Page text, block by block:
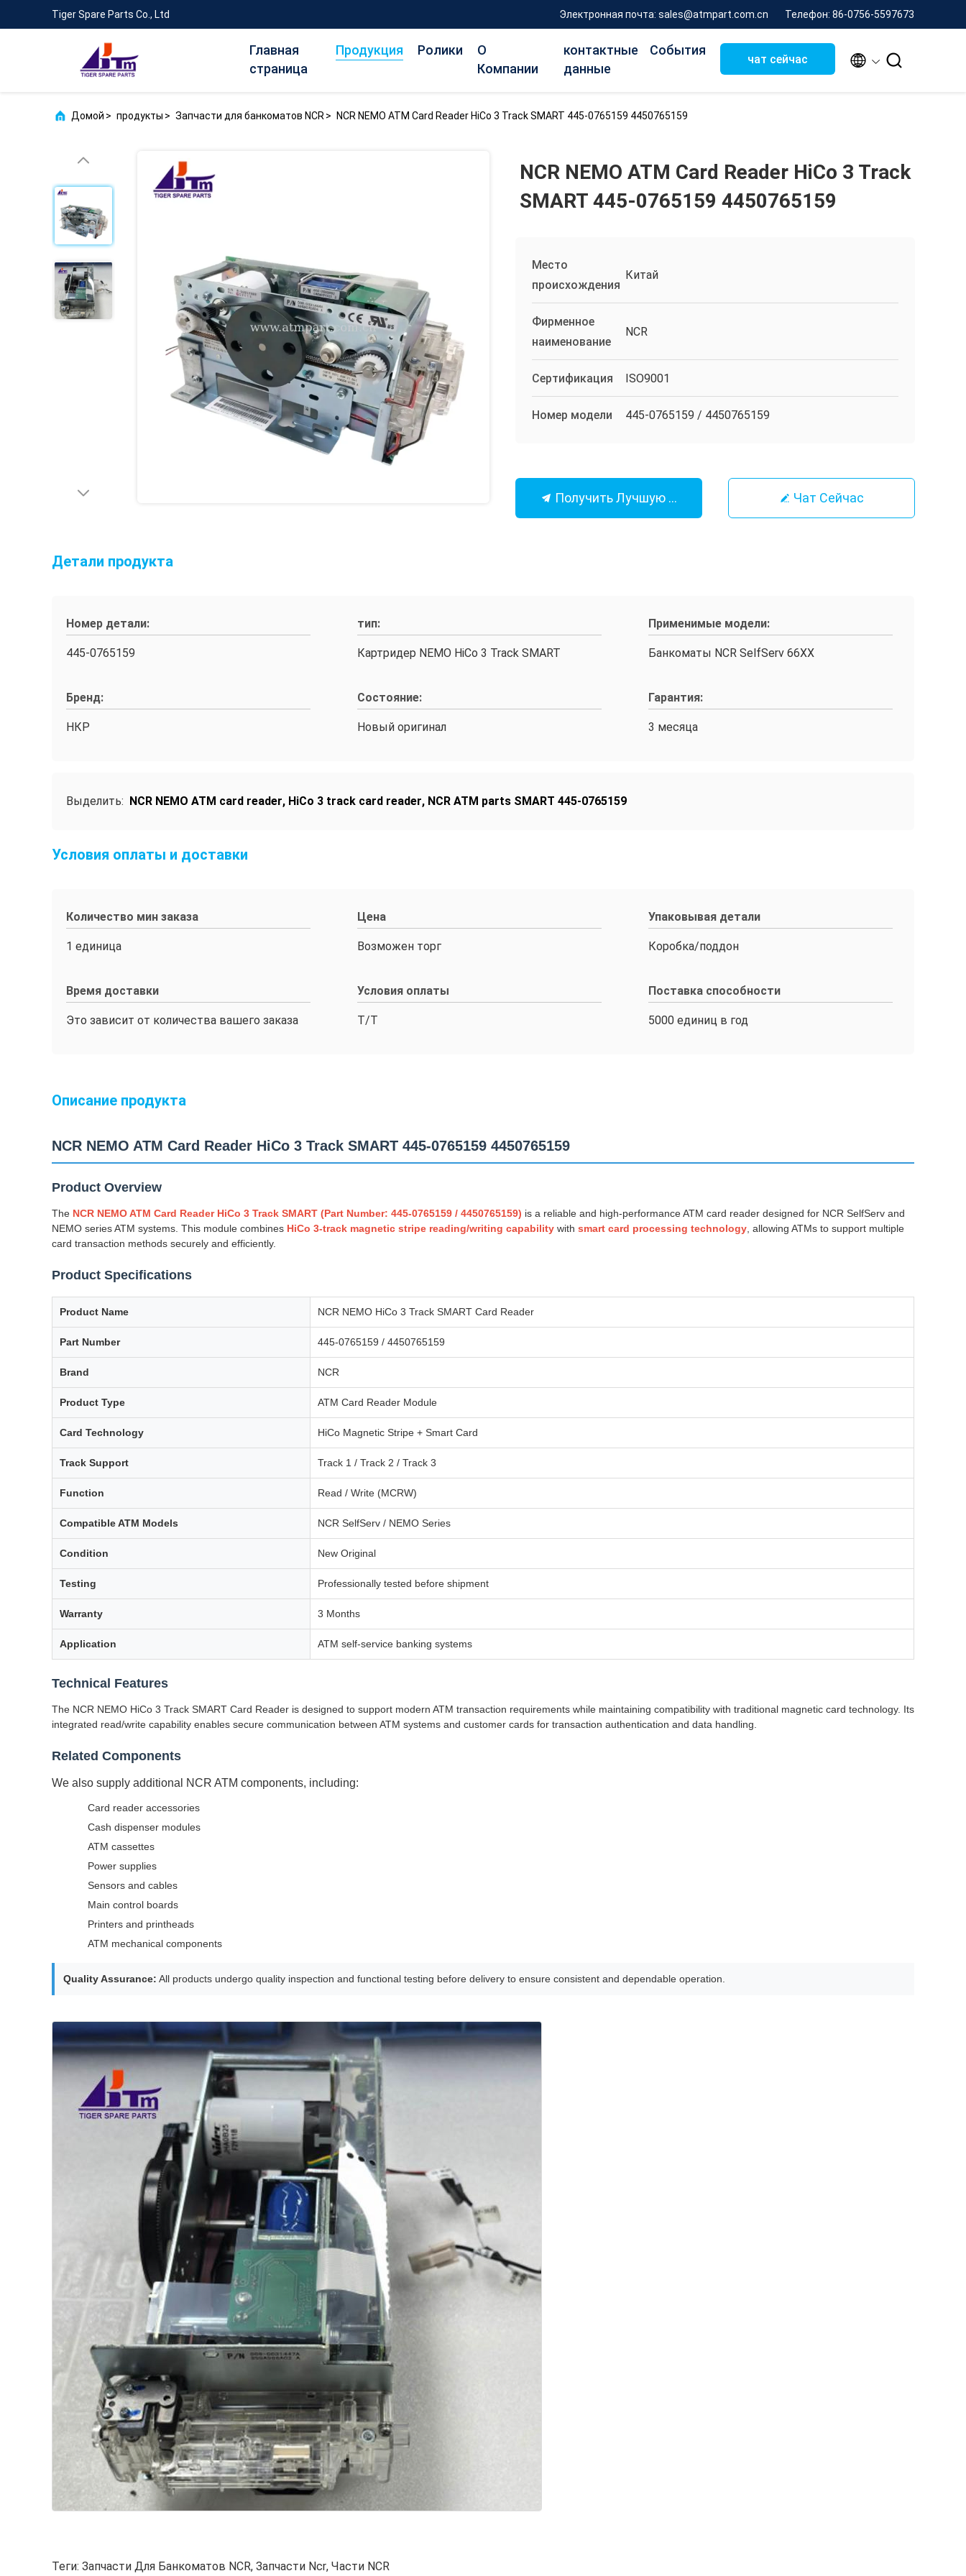
Tiger Spare Parts Co., Ltd Электронная почта: sales@atmpart.com.cn Телефон: 86-0756-5597673
Главная
страница
Продукция Ролики
О
Компании
контактные
данные
События
чат сейчас  
Домой > продукты > Запчасти для банкоматов NCR > NCR NEMO ATM Card Reader HiCo 3 Track SMART 445-0765159 4450765159
NCR NEMO ATM Card Reader HiCo 3 Track
SMART 445-0765159 4450765159
Место
происхождения
Китай
Фирменное
наименование
NCR
Сертификация ISO9001
Номер модели 445-0765159 / 4450765159
Получить Лучшую Цену Чат Сейчас
Детали продукта
Номер детали:
445-0765159
тип:
Картридер NEMO HiCo 3 Track SMART
Применимые модели:
Банкоматы NCR SelfServ 66XX
Бренд:
НКР
Состояние:
Новый оригинал
Гарантия:
3 месяца
Выделить: NCR NEMO ATM card reader, HiCo 3 track card reader, NCR ATM parts SMART 445-0765159
Условия оплаты и доставки
Количество мин заказа
1 единица
Цена
Возможен торг
Упаковывая детали
Коробка/поддон
Время доставки
Это зависит от количества вашего заказа
Условия оплаты
Т/Т
Поставка способности
5000 единиц в год
Описание продукта
NCR NEMO ATM Card Reader HiCo 3 Track SMART 445-0765159 4450765159
Product Overview
The NCR NEMO ATM Card Reader HiCo 3 Track SMART (Part Number: 445-0765159 / 4450765159) is a reliable and high-performance ATM card reader designed for NCR SelfServ and
NEMO series ATM systems. This module combines HiCo 3-track magnetic stripe reading/writing capability with smart card processing technology , allowing ATMs to support multiple
card transaction methods securely and efficiently.
Product Specifications
Product Name NCR NEMO HiCo 3 Track SMART Card Reader
Part Number 445-0765159 / 4450765159
Brand NCR
Product Type ATM Card Reader Module
Card Technology HiCo Magnetic Stripe + Smart Card
Track Support Track 1 / Track 2 / Track 3
Function Read / Write (MCRW)
Compatible ATM Models NCR SelfServ / NEMO Series
Condition New Original
Testing Professionally tested before shipment
Warranty 3 Months
Application ATM self-service banking systems
Technical Features
The NCR NEMO HiCo 3 Track SMART Card Reader is designed to support modern ATM transaction requirements while maintaining compatibility with traditional magnetic card technology. Its
integrated read/write capability enables secure communication between ATM systems and customer cards for transaction authentication and data handling.
Related Components
We also supply additional NCR ATM components, including:
Card reader accessories
Cash dispenser modules
ATM cassettes
Power supplies
Sensors and cables
Main control boards
Printers and printheads
ATM mechanical components
Quality Assurance: All products undergo quality inspection and functional testing before delivery to ensure consistent and dependable operation.
Теги: Запчасти Для Банкоматов NCR, Запчасти Ncr, Части NCR